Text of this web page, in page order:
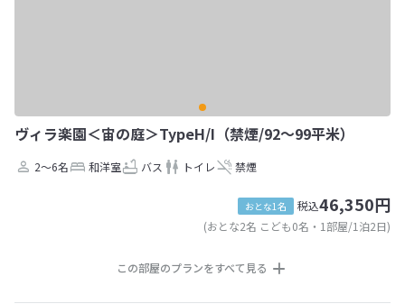
ヴィラ楽園＜宙の庭＞TypeH/I（禁煙/92～99平米）
2～6名 和洋室 バス トイレ 禁煙
おとな1名 税込46,350円
(おとな2名 こども0名・1部屋/1泊2日)
この部屋のプランをすべて見る